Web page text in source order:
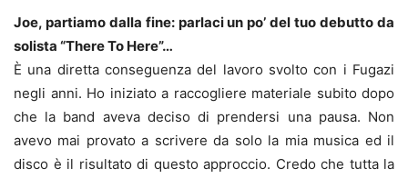
Joe, partiamo dalla fine: parlaci un po’ del tuo debutto da
solista “There To Here”…
È una diretta conseguenza del lavoro svolto con i Fugazi
negli anni. Ho iniziato a raccogliere materiale subito dopo
che la band aveva deciso di prendersi una pausa. Non
avevo mai provato a scrivere da solo la mia musica ed il
disco è il risultato di questo approccio. Credo che tutta la